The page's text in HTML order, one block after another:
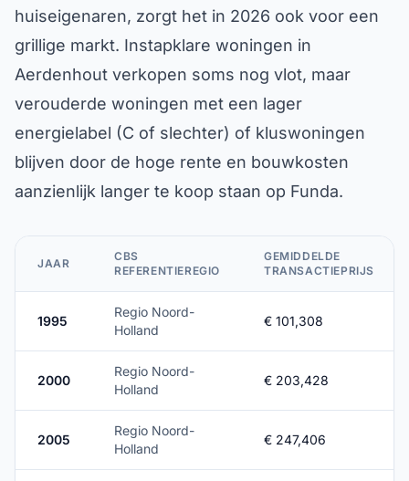
huiseigenaren, zorgt het in 2026 ook voor een
grillige markt. Instapklare woningen in
Aerdenhout verkopen soms nog vlot, maar
verouderde woningen met een lager
energielabel (C of slechter) of kluswoningen
blijven door de hoge rente en bouwkosten
aanzienlijk langer te koop staan op Funda.
JAAR
CBS
REFERENTIEREGIO
GEMIDDELDE
TRANSACTIEPRIJS
1995
Regio Noord-
Holland
€ 101,308
2000
Regio Noord-
Holland
€ 203,428
2005
Regio Noord-
Holland
€ 247,406